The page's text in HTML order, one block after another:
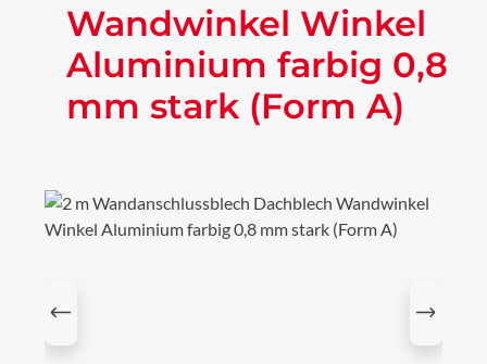
Wandwinkel Winkel
Aluminium farbig 0,8
mm stark (Form A)
Bildergalerie überspringen